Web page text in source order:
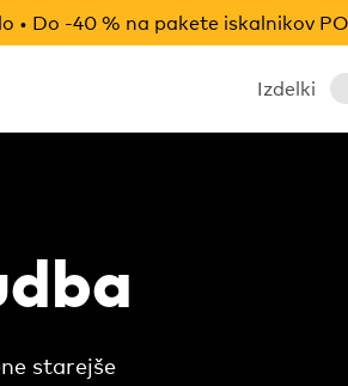
• Do -40 % na pakete iskalnikov
Izdelki
starejše